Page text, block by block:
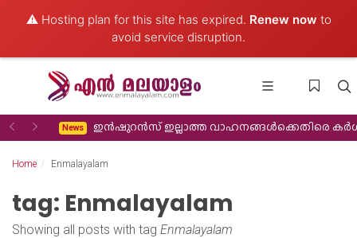
⚠️ Hosting plan for this site has expired. Renew now to
avoid service disruption.
Previous
NextNews ഇൻഷുറൻസ് ഇല്ലാത്ത വാഹനങ്ങൾക്കെതിരെ
Home Enmalayalam
tag: Enmalayalam
Showing all posts with tag Enmalayalam